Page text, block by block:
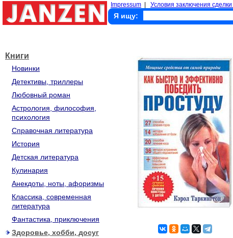
Impressum Условия заключения
Я ищу:
Книги
Новинки
Детективы, триллеры
Любовный роман
Астрология, философия,
психология
Справочная литература
История
Детская литература
Кулинария
Анекдоты, ноты, афоризмы
Классика, современная
литература
Фантастика, приключения
Здоровье, хобби, досуг